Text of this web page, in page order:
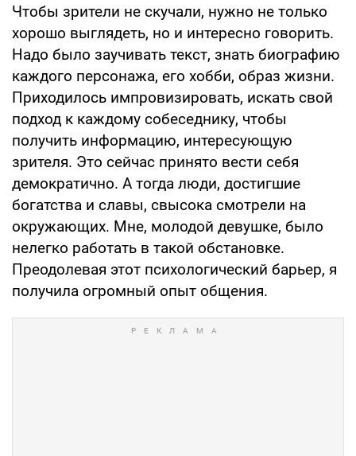
Чтобы зрители не скучали, нужно не только
хорошо выглядеть, но и интересно говорить.
Надо было заучивать текст, знать биографию
каждого персонажа, его хобби, образ жизни.
Приходилось импровизировать, искать свой
подход к каждому собеседнику, чтобы
получить информацию, интересующую
зрителя. Это сейчас принято вести себя
демократично. А тогда люди, достигшие
богатства и славы, свысока смотрели на
окружающих. Мне, молодой девушке, было
нелегко работать в такой обстановке.
Преодолевая этот психологический барьер, я
получила огромный опыт общения.